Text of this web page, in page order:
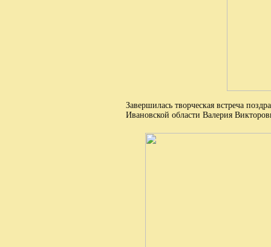
Завершилась творческая встреча
Ивановской области Валерия